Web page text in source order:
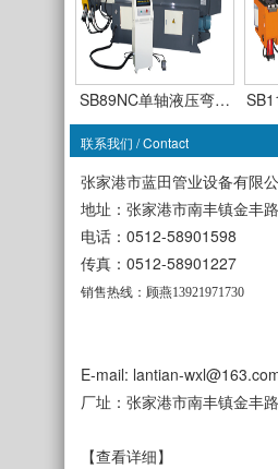
SB89NC单轴液压弯…
SB63CNC-TSR-3A全…
联系我们 / Contact
张家港市蓝田管业设备有限
地址：张家港市南丰镇金丰
电话：0512-58901598
传真：0512-58901227
销售热线：顾燕13921971730
E-mail: lantian-
厂址：张家港市南丰镇金丰
【查看详细】